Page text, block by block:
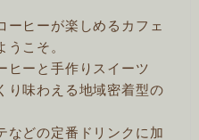
ーヒーが楽しめるカフェ
うこそ。
ヒーと手作りスイーツ
り味わえる地域密着型の
などの定番ドリンクに加